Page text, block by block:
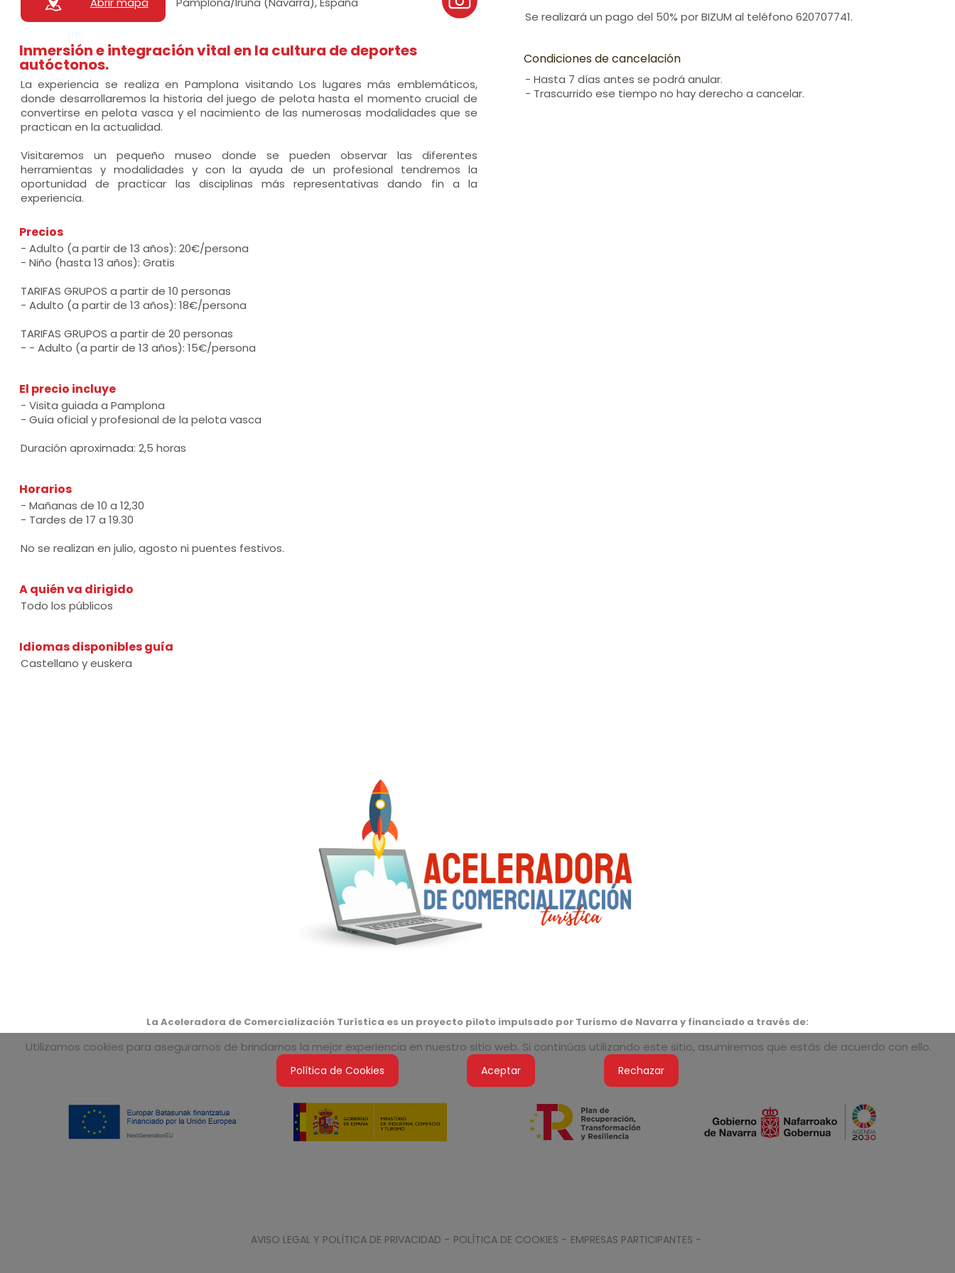
Inmersión e integración vital en la cultura de deportes
autóctonos.
La experiencia se realiza en Pamplona visitando Los lugares más emblemáticos,
donde desarrollaremos la historia del juego de pelota hasta el momento crucial de
convertirse en pelota vasca y el nacimiento de las numerosas modalidades que se
practican en la actualidad.
Visitaremos un pequeño museo donde se pueden observar las diferentes
herramientas y modalidades y con la ayuda de un profesional tendremos la
oportunidad de practicar las disciplinas más representativas dando fin a la
experiencia.
Precios
- Adulto (a partir de 13 años): 20€/persona
- Niño (hasta 13 años): Gratis
TARIFAS GRUPOS a partir de 10 personas
- Adulto (a partir de 13 años): 18€/persona
TARIFAS GRUPOS a partir de 20 personas
- - Adulto (a partir de 13 años): 15€/persona
El precio incluye
- Visita guiada a Pamplona
- Guía oficial y profesional de la pelota vasca
Duración aproximada: 2,5 horas
Horarios
- Mañanas de 10 a 12,30
- Tardes de 17 a 19.30
No se realizan en julio, agosto ni puentes festivos.
A quién va dirigido
Todo los públicos
Idiomas disponibles guía
Castellano y euskera
Se realizará un pago del 50% por BIZUM al teléfono 620707741.
Condiciones de cancelación
- Hasta 7 días antes se podrá anular.
- Trascurrido ese tiempo no hay derecho a cancelar.
La Aceleradora de Comercialización Turística es un proyecto piloto impulsado por Turismo de Navarra y financiado a través de:
AVISO LEGAL Y POLÍTICA DE PRIVACIDAD - POLÍTICA DE COOKIES - EMPRESAS PARTICIPANTES -
Utilizamos cookies para asegurarnos de brindarnos la mejor experiencia en nuestro sitio web. Si continúas utilizando este sitio, asumiremos que estás de acuerdo con ello.
Política de Cookies Aceptar Rechazar